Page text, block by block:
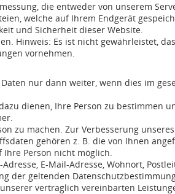
die entweder von unserem
welche auf Ihrem Endgerät
und Sicherheit dieser Website.
Hinweis: Es ist nicht gewährleistet,
vornehmen.
nur dann weiter, wenn dies im
dienen, Ihre Person zu bestimmen
zu machen. Zur Verbesserung
gehören z. B. die von Ihnen
Ihre Person nicht möglich.
E-Mail-Adresse, Wohnort,
geltenden
vertraglich vereinbarten